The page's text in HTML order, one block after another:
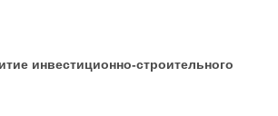
инвестиционно-строительного